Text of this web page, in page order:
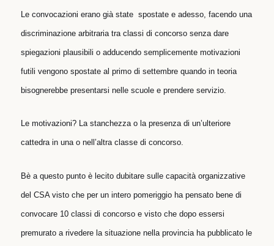
Le convocazioni erano già state spostate e adesso, facendo una
discriminazione arbitraria tra classi di concorso senza dare
spiegazioni plausibili o adducendo semplicemente motivazioni
futili vengono spostate al primo di settembre quando in teoria
bisognerebbe presentarsi nelle scuole e prendere servizio.
Le motivazioni? La stanchezza o la presenza di un’ulteriore
cattedra in una o nell’altra classe di concorso.
Bè a questo punto è lecito dubitare sulle capacità organizzative
del CSA visto che per un intero pomeriggio ha pensato bene di
convocare 10 classi di concorso e visto che dopo essersi
premurato a rivedere la situazione nella provincia ha pubblicato le